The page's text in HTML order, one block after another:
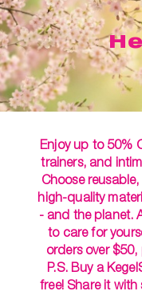
Enjoy up to 50%
trainers, and
Choose
high-quality
- and the planet.
to care for
orders over
P.S. Buy a
free! Share it